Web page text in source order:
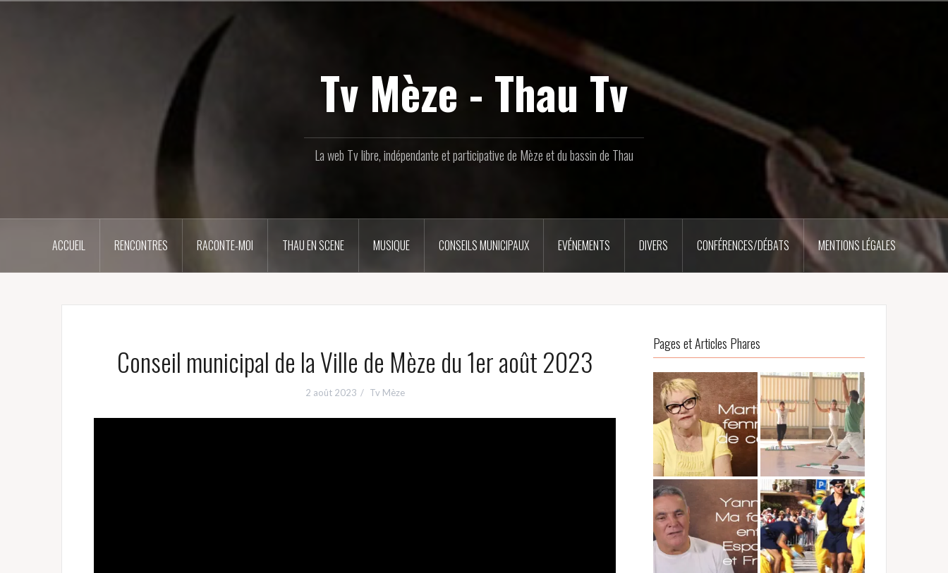
Tv Mèze - Thau Tv
La web Tv libre, indépendante et participative de Mèze et du bassin de Thau
ACCUEIL RENCONTRES RACONTE-MOI THAU EN SCENE MUSIQUE CONSEILS MUNICIPAUX EVÉNEMENTS DIVERS CONFÉRENCES/DÉBATS MENTIONS LÉGALES
Conseil municipal de la Ville de Mèze du 1er août 2023
2 août 2023 Tv Mèze
Pages et Articles Phares